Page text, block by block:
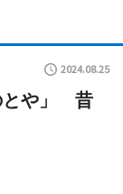
2024.08.25
とや」 昔